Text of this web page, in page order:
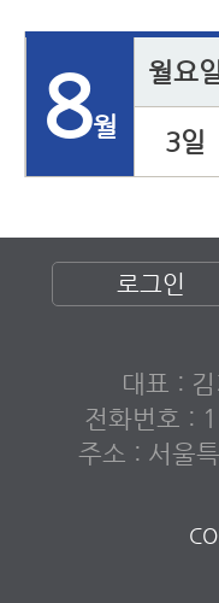
8월
월요
3일
로그인
대표 :
전화번호 :
주소 : 서울